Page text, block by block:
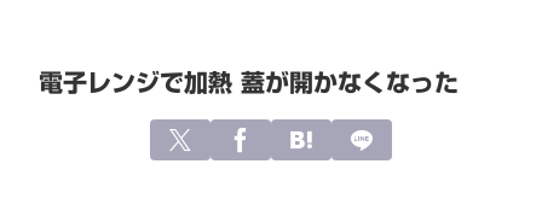
電子レンジで加熱 蓋が開かなくなった